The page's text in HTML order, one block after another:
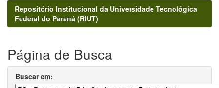
Repositório Institucional da Universidade Tecnológica
Federal do Paraná (RIUT)
Página de Busca
Buscar em: